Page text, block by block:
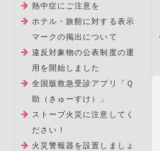
熱中症にご注意を
ホテル・旅館に対する表示
マークの掲出について
違反対象物の公表制度の運
用を開始しました
全国版救急受診アプリ「Ｑ
助（きゅーすけ）」
ストーブ火災に注意してく
ださい！
火災警報器を設置しましょ